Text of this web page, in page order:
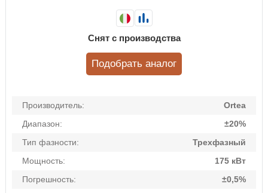
Производитель:
Ortea
Диапазон:
±20%
Тип фазности:
Трехфазный
Мощность:
175 кВт
Погрешность:
±0,5%
Снят с производства
Подобрать аналог